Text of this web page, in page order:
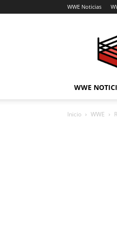
WWE Noticias
WWE
Inicio WWE